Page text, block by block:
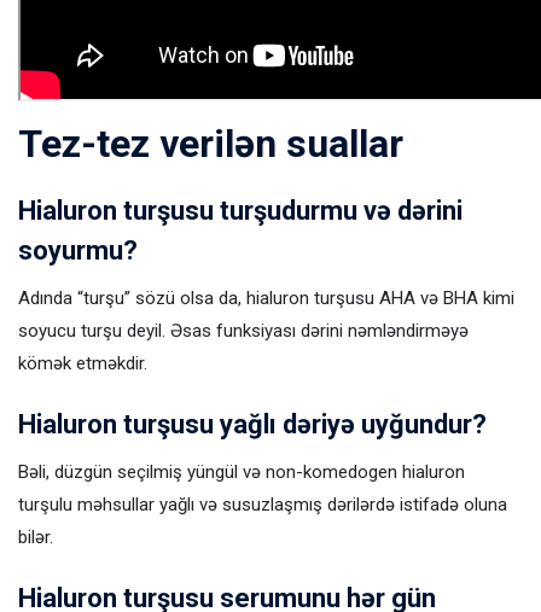
Tez-tez verilən suallar
Hialuron turşusu turşudurmu və dərini
soyurmu?
Adında “turşu” sözü olsa da, hialuron turşusu AHA və BHA kimi
soyucu turşu deyil. Əsas funksiyası dərini nəmləndirməyə
kömək etməkdir.
Hialuron turşusu yağlı dəriyə uyğundur?
Bəli, düzgün seçilmiş yüngül və non-komedogen hialuron
turşulu məhsullar yağlı və susuzlaşmış dərilərdə istifadə oluna
bilər.
Hialuron turşusu serumunu hər gün